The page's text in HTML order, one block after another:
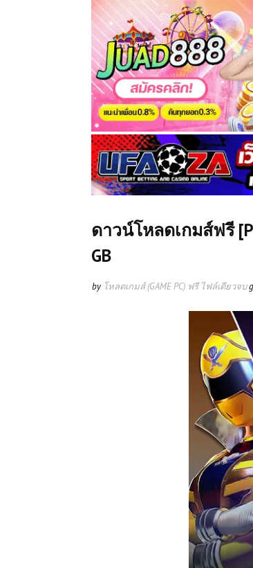
ดาวน์โหลดเกมส์ฟรี
GB
by โหลดเกมส์ (GAME PC) ฟรี ไฟล์เดียวจบ